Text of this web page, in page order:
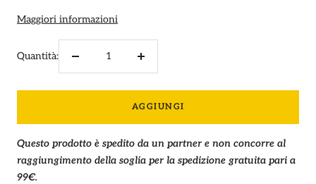
Maggiori informazioni
Quantità:
Diminuire
Aumenta
AGGIUNGI
Questo prodotto è spedito da un partner e non concorre al
raggiungimento della soglia per la spedizione gratuita pari a
99€.